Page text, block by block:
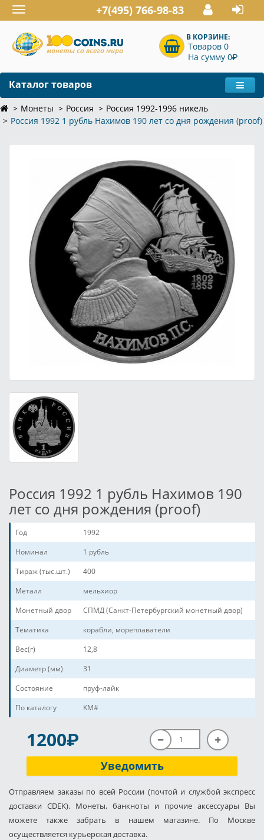
Toggle
navigation
+7(495) 766-98-83
В КОРЗИНЕ:
Товаров 0
На сумму 0P
Каталог товаров
Монеты Россия
Россия 1992-1996 никель
Россия 1992 1 рубль Нахимов 190 лет со дня рождения (proof)
Россия 1992 1 рубль Нахимов 190
лет со дня рождения (proof)
Год
1992
Номинал
1 рубль
Тираж (тыс.шт.)
400
Металл
мельхиор
Монетный двор
СПМД (Санкт-Петербургский монетный двор)
Тематика
корабли, мореплаватели
Вес(г)
12,8
Диаметр (мм)
31
Состояние
пруф-лайк
По каталогу
KM#
1200P
Уведомить
Отправляем заказы по всей России (почтой и службой экспресс
доставки CDEK). Монеты, банкноты и прочие аксессуары Вы
можете также забрать в нашем магазине. По Москве
осуществляется курьерская доставка.